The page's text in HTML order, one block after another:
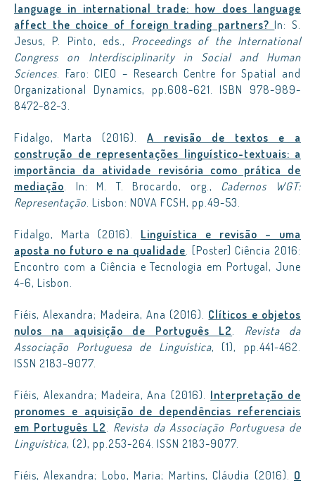
language in international trade: how does language
affect the choice of foreign trading partners? In: S.
Jesus, P. Pinto, eds., Proceedings of the International
Congress on Interdisciplinarity in Social and Human
Sciences. Faro: CIEO – Research Centre for Spatial and
Organizational Dynamics, pp.608-621. ISBN 978-989-
8472-82-3.
Fidalgo, Marta (2016). A revisão de textos e a
construção de representações linguístico-textuais: a
importância da atividade revisória como prática de
mediação. In: M. T. Brocardo, org., Cadernos WGT:
Representação. Lisbon: NOVA FCSH, pp.49-53.
Fidalgo, Marta (2016). Linguística e revisão – uma
aposta no futuro e na qualidade. [Poster] Ciência 2016:
Encontro com a Ciência e Tecnologia em Portugal, June
4-6, Lisbon.
Fiéis, Alexandra; Madeira, Ana (2016). Clíticos e objetos
nulos na aquisição de Português L2. Revista da
Associação Portuguesa de Linguística, (1), pp.441-462.
ISSN 2183-9077.
Fiéis, Alexandra; Madeira, Ana (2016). Interpretação de
pronomes e aquisição de dependências referenciais
em Português L2. Revista da Associação Portuguesa de
Linguística, (2), pp.253-264. ISSN 2183-9077.
Fiéis, Alexandra; Lobo, Maria; Martins, Cláudia (2016). O